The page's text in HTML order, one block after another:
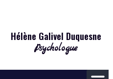
Hélène Galivel Duquesne
Psychologue